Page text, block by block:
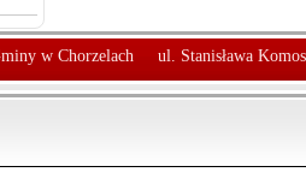
w Chorzelach ul. Stanisława